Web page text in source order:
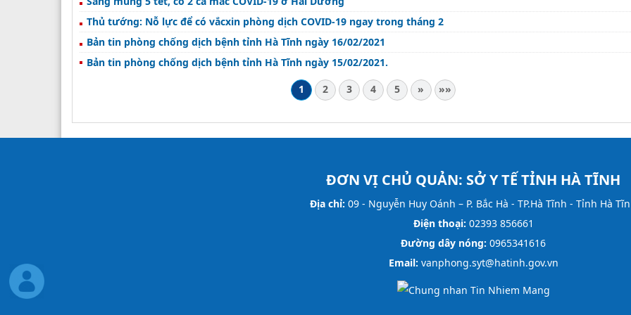
Thủ tướng: Nỗ lực để có vắcxin phòng dịch COVID-19 ngay trong tháng 2
Bản tin phòng chống dịch bệnh tỉnh Hà Tĩnh ngày 16/02/2021
Bản tin phòng chống dịch bệnh tỉnh Hà Tĩnh ngày 15/02/2021.
1
2 3 4 5 » »»
ĐƠN VỊ CHỦ QUẢN: SỞ Y TẾ TỈNH HÀ TĨNH
Địa chỉ: 09 - Nguyễn Huy Oánh – P. Bắc Hà - TP.Hà Tĩnh - Tỉnh Hà
Điện thoại: 02393 856661
Đường dây nóng: 0965341616
Email: vanphong.syt@hatinh.gov.vn